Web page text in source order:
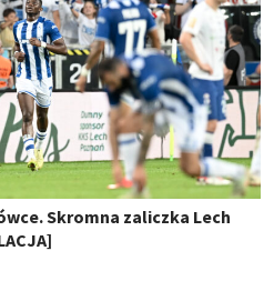
Skromna zaliczka Lech